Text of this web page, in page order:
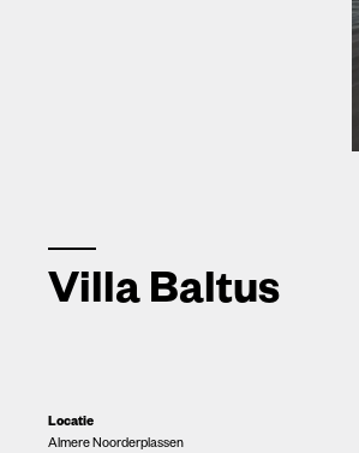
Villa Baltus
Locatie
Almere Noorderplassen